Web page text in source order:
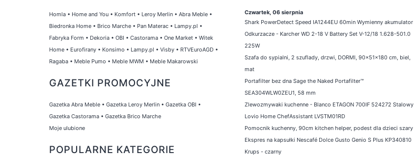
Homla • Home and You • Komfort • Leroy Merlin • Abra Meble •
Biedronka Home • Brico Marche • Pan Materac • Lampy.pl •
Fabryka Form • Dekoria • OBI • Castorama • One Market • Witek
Home • Eurofirany • Konsimo • Lampy.pl • Visby • RTVEuroAGD •
Ragaba • Meble Pumo • Meble MWM • Meble Makarowski
GAZETKI PROMOCYJNE
Gazetka Abra Meble • Gazetka Leroy Merlin • Gazetka OBI •
Gazetka Castorama • Gazetka Brico Marche
Moje ulubione
POPULARNE KATEGORIE
Czwartek, 06 sierpnia
Shark PowerDetect Speed IA1244EU 60min Wymienny akumulator
Odkurzacze - Karcher WD 2-18 V Battery Set V-12/18 1.628-501.0
225W
Szafa do sypialni, 2 szuflady, drzwi, DORMI, 90x51x180 cm, biel,
mat
Portafilter bez dna Sage the Naked Portafilter™
SEA304WLW0ZEU1, 58 mm
Zlewozmywaki kuchenne - Blanco ETAGON 700IF 524272 Stalowy
Lovio Home ChefAssistant LVSTM01RD
Pomocnik kuchenny, 90cm kitchen helper, podest dla dzieci szary
Ekspres na kapsułki Nescafé Dolce Gusto Genio S Plus KP340810
Krups - czarny